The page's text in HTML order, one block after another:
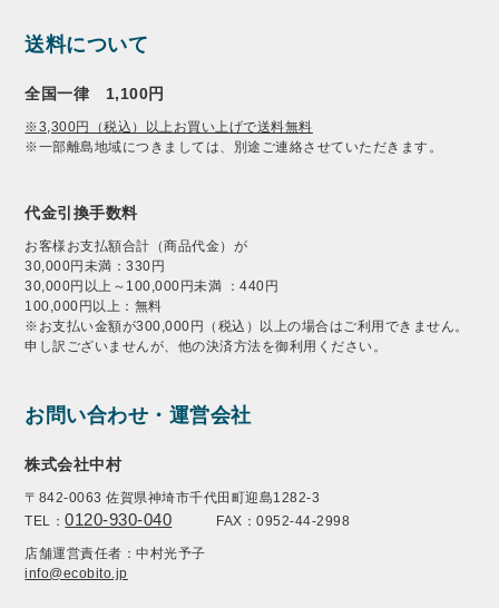
送料について
全国一律 1,100円
※3,300円（税込）以上お買い上げで送料無料
※一部離島地域につきましては、別途ご連絡させていただきます。
代金引換手数料
お客様お支払額合計（商品代金）が
30,000円未満：330円
30,000円以上～100,000円未満 ：440円
100,000円以上：無料
※お支払い金額が300,000円（税込）以上の場合はご利用できません。
申し訳ございませんが、他の決済方法を御利用ください。
お問い合わせ・運営会社
株式会社中村
〒842-0063 佐賀県神埼市千代田町迎島1282-3
TEL：0120-930-040 FAX：0952-44-2998
店舗運営責任者：中村光予子
info@ecobito.jp